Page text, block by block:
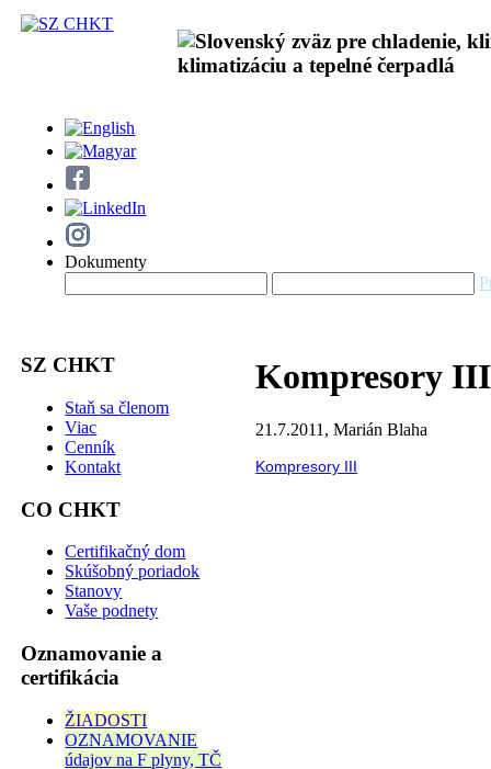
Dokumenty
SZ CHKT
Staň sa členom
Viac
Cenník
Kontakt
CO CHKT
Certifikačný dom
Skúšobný poriadok
Stanovy
Vaše podnety
Oznamovanie a
certifikácia
ŽIADOSTI
OZNAMOVANIE
údajov na F plyny, TČ
Kompresory III
21.7.2011, Marián Blaha
Kompresory III